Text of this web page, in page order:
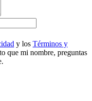
y los Términos y
que mi nombre, preguntas